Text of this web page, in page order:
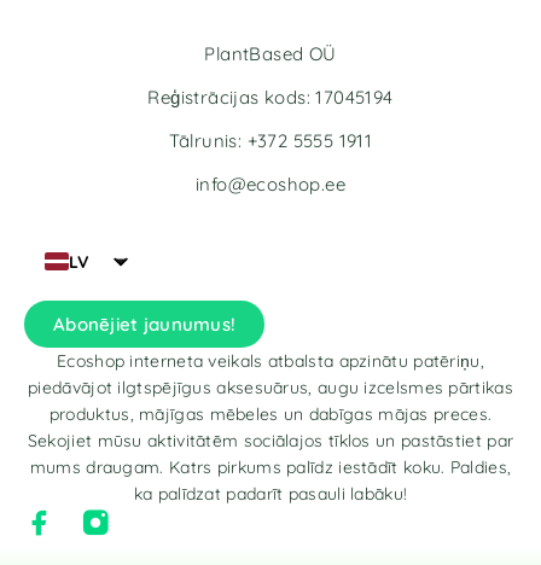
LV
Abonējiet jaunumus!
Ecoshop interneta veikals atbalsta apzinātu patēriņu,
piedāvājot ilgtspējīgus aksesuārus, augu izcelsmes pārtikas
produktus, mājīgas mēbeles un dabīgas mājas preces.
Sekojiet mūsu aktivitātēm sociālajos tīklos un pastāstiet par
mums draugam. Katrs pirkums palīdz iestādīt koku. Paldies,
ka palīdzat padarīt pasauli labāku!
PlantBased OÜ
Reģistrācijas kods: 17045194
Tālrunis: +372 5555 1911
info@ecoshop.ee